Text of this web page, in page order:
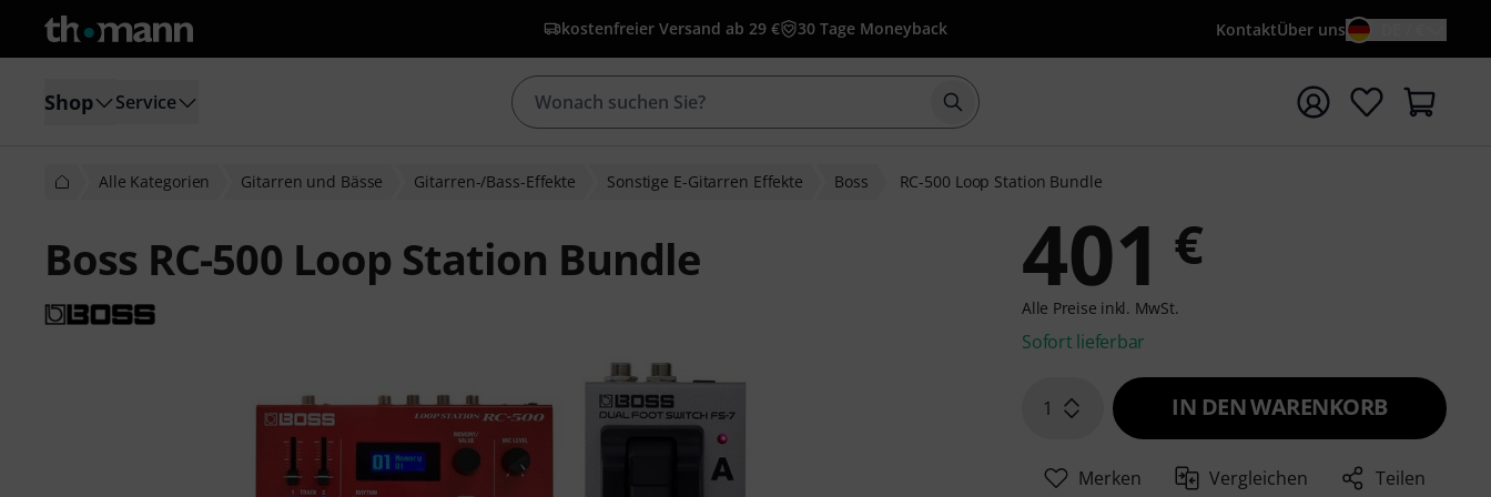
kostenfreier Versand ab 29 € 30 Tage Moneyback KontaktÜber uns
Shop Service Suche mit Suchwort {searchTerm} starten
Alle Kategorien Gitarren und Bässe Gitarren-/Bass-Effekte Sonstige E-Gitarren Effekte Boss RC-500 Loop Station Bundle
Boss RC-500 Loop Station Bundle 401 €
Alle Preise inkl. MwSt.
Sofort lieferbar
1 IN DEN WARENKORB
Merken Vergleichen Teilen